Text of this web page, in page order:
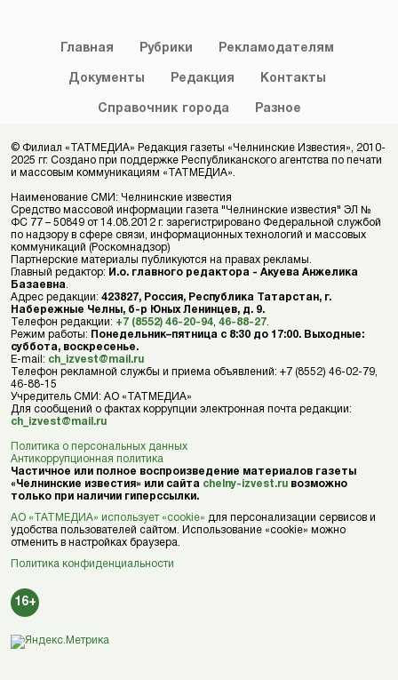
Главная Рубрики Рекламодателям
Документы Редакция Контакты
Справочник города Разное
© Филиал «ТАТМЕДИА» Редакция газеты «Челнинские Известия», 2010-
2025 гг. Создано при поддержке Республиканского агентства по печати
и массовым коммуникациям «ТАТМЕДИА».
Наименование СМИ: Челнинские известия
Средство массовой информации газета "Челнинские известия" ЭЛ №
ФС 77 – 50849 от 14.08.2012 г. зарегистрировано Федеральной службой
по надзору в сфере связи, информационных технологий и массовых
коммуникаций (Роскомнадзор)
Партнерские материалы публикуются на правах рекламы.
Главный редактор: И.о. главного редактора - Акуева Анжелика
Базаевна
Адрес редакции: 423827, Россия, Республика Татарстан, г.
Набережные Челны, б-р Юных Ленинцев, д. 9.
Телефон редакции: +7 (8552) 46-20-94 46-88-27
Режим работы: Понедельник–пятница с 8:30 до 17:00. Выходные:
суббота, воскресенье.
E-mail: ch_izvest@mail.ru
Телефон рекламной службы и приема объявлений: +7 (8552) 46-02-79,
46-88-15
Учредитель СМИ: АО «ТАТМЕДИА»
Для сообщений о фактах коррупции электронная почта редакции:
ch_izvest@mail.ru
Политика о персональных данных
Антикоррупционная политика
Частичное или полное воспроизведение материалов газеты
«Челнинские известия» или сайта chelny-izvest.ru возможно
только при наличии гиперссылки.
АО «ТАТМЕДИА» использует «cookie» для персонализации сервисов и
удобства пользователей сайтом. Использование «cookie» можно
отменить в настройках браузера.
Политика конфиденциальности
16+